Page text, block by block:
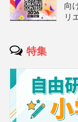
向
リ
特集